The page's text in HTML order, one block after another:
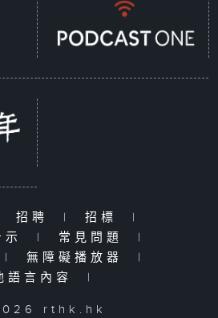
招聘 | 招標
|
示
| 常見問題
|
| 無障礙播放器
|
語言內容
|
rthk.hk